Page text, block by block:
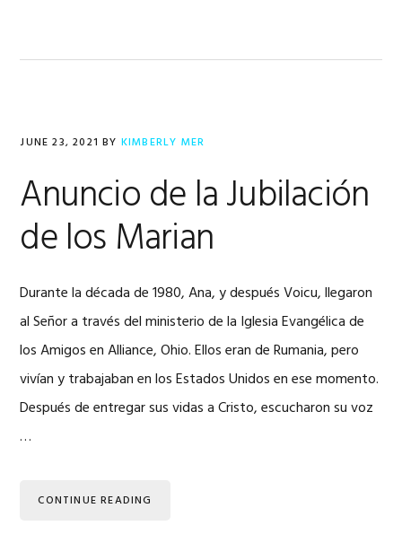
JUNE 23, 2021 BY KIMBERLY MER
Anuncio de la Jubilación
de los Marian
Durante la década de 1980, Ana, y después Voicu, llegaron
al Señor a través del ministerio de la Iglesia Evangélica de
los Amigos en Alliance, Ohio. Ellos eran de Rumania, pero
vivían y trabajaban en los Estados Unidos en ese momento.
Después de entregar sus vidas a Cristo, escucharon su voz
…
CONTINUE READING